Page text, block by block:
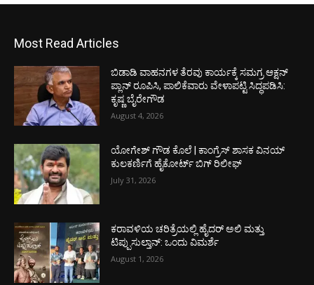
Most Read Articles
ಬಿಡಾಡಿ ವಾಹನಗಳ ತೆರವು ಕಾರ್ಯಕ್ಕೆ ಸಮಗ್ರ ಆಕ್ಷನ್
ಪ್ಲಾನ್ ರೂಪಿಸಿ, ಪಾಲಿಕೆವಾರು ವೇಳಾಪಟ್ಟಿ ಸಿದ್ಧಪಡಿಸಿ:
ಕೃಷ್ಣ ಬೈರೇಗೌಡ
August 4, 2026
ಯೋಗೇಶ್ ಗೌಡ ಕೊಲೆ | ಕಾಂಗ್ರೆಸ್ ಶಾಸಕ ವಿನಯ್
ಕುಲಕರ್ಣಿಗೆ ಹೈಕೋರ್ಟ್ ಬಿಗ್ ರಿಲೀಫ್
July 31, 2026
ಕರಾವಳಿಯ ಚರಿತ್ರೆಯಲ್ಲಿ ಹೈದರ್ ಅಲಿ ಮತ್ತು
ಟಿಪ್ಪುಸುಲ್ತಾನ್: ಒಂದು ವಿಮರ್ಶೆ
August 1, 2026